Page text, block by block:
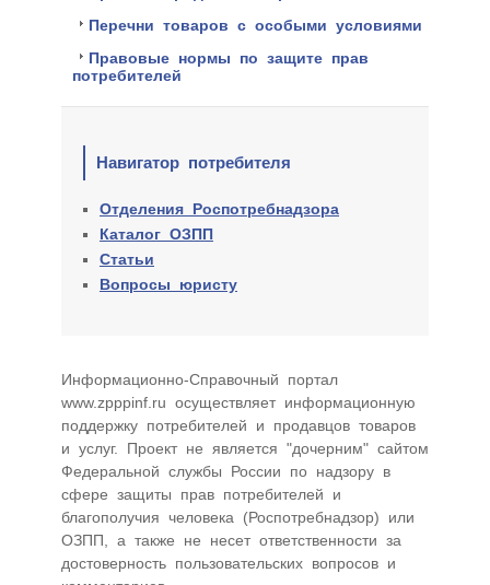
Перечни товаров с особыми условиями
Правовые нормы по защите прав
потребителей
Навигатор потребителя
Отделения Роспотребнадзора
Каталог ОЗПП
Статьи
Вопросы юристу
Информационно-Cправочный портал
www.zpppinf.ru осуществляет информационную
поддержку потребителей и продавцов товаров
и услуг. Проект не является "дочерним" сайтом
Федеральной службы России по надзору в
сфере защиты прав потребителей и
благополучия человека (Роспотребнадзор) или
ОЗПП, а также не несет ответственности за
достоверность пользовательских вопросов и